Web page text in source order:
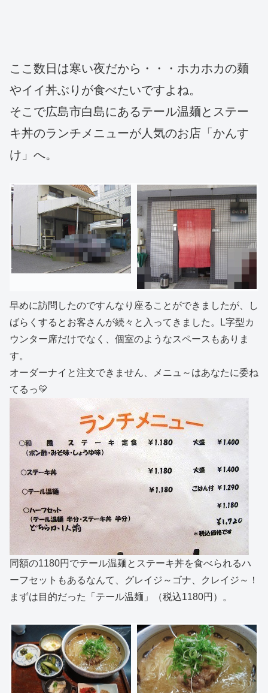
ここ数日は寒い夜だから・・・ホカホカの麺
やイイ丼ぶりが食べたいですよね。
そこで広島市白島にあるテール温麺とステー
キ丼のランチメニューが人気のお店「かんす
け」へ。
早めに訪問したのですんなり座ることができましたが、し
ばらくするとお客さんが続々と入ってきました。L字型カ
ウンター席だけでなく、個室のようなスペースもありま
す。
オーダーナイと注文できません、メニュ～はあなたに委ね
てるっ💛
同額の1180円でテール温麺とステーキ丼を食べられるハ
ーフセットもあるなんて、グレイジ～ゴナ、クレイジ～！
まずは目的だった「テール温麺」（税込1180円）。